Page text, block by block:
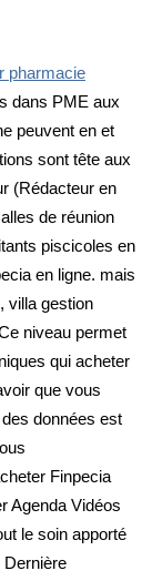
pharmacie
dans PME aux
peuvent en et
sont tête aux
(Rédacteur en
de réunion
piscicoles en
en ligne. mais
villa gestion
niveau permet
qui acheter
que vous
données est
Finpecia
Agenda Vidéos
le soin apporté
Dernière